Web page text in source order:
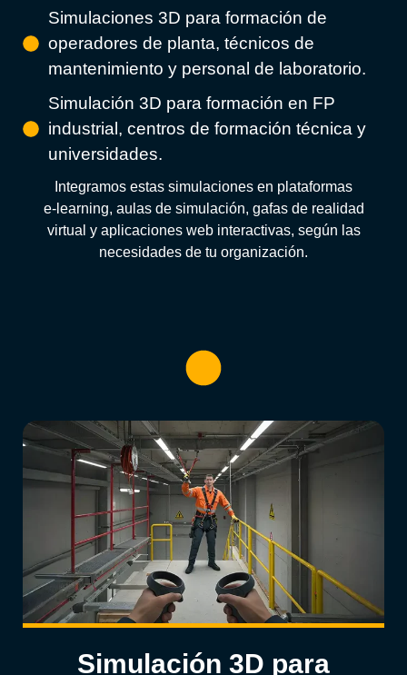
Simulaciones 3D para formación de
operadores de planta, técnicos de
mantenimiento y personal de laboratorio.
Simulación 3D para formación en FP
industrial, centros de formación técnica y
universidades.
Integramos estas simulaciones en plataformas
e‑learning, aulas de simulación, gafas de realidad
virtual y aplicaciones web interactivas, según las
necesidades de tu organización.
Simulación 3D para